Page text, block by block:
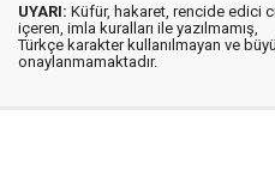
UYARI: Küfür, hakaret, rencide edici
içeren, imla kuralları ile yazılmamış,
Türkçe karakter kullanılmayan ve
onaylanmamaktadır.